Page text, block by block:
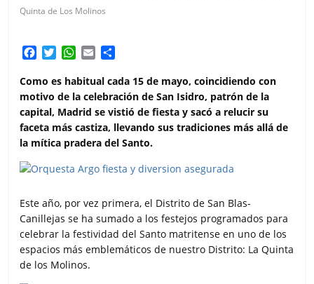
Quinta de Los Molinos
c
e
b
o
o
k
i
t
t
e
W
a
t
s
A
p
a
i
l
m
p
a
r
t
i
r
Como es habitual cada 15 de mayo, coincidiendo con
motivo de la celebración de San Isidro, patrón de la
capital, Madrid se vistió de fiesta y sacó a relucir su
faceta más castiza, llevando sus tradiciones más allá de
la mítica pradera del Santo.
Este año, por vez primera, el Distrito de San Blas-
Canillejas se ha sumado a los festejos programados para
celebrar la festividad del Santo matritense en uno de los
espacios más emblemáticos de nuestro Distrito: La Quinta
de los Molinos.